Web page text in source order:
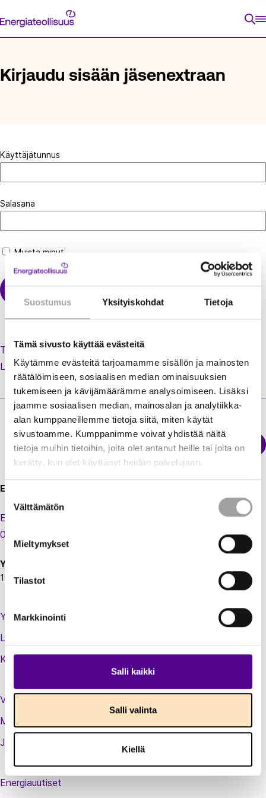
Suostumus Yksityiskohdat Tietoja
Tämä sivusto käyttää evästeitä
Käytämme evästeitä tarjoamamme sisällön ja mainosten
räätälöimiseen, sosiaalisen median ominaisuuksien
tukemiseen ja kävijämäärämme analysoimiseen. Lisäksi
jaamme sosiaalisen median, mainosalan ja analytiikka-
alan kumppaneillemme tietoja siitä, miten käytät
sivustoamme. Kumppanimme voivat yhdistää näitä
tietoja muihin tietoihin, joita olet antanut heille tai joita on
kerätty, kun olet käyttänyt heidän palvelujaan.
Suostumuksen
valinta
Välttämätön
Mieltymykset
Tilastot
Markkinointi
Salli kaikki
Salli valinta
Kiellä
suoraan
Energiateollisuus
ETUSIVU
Kirjaudu sisään jäsenextraan
Käyttäjätunnus
Salasana
Muista minut
Tilaa uusi salasana unohtuneen tilalle
Luo käyttäjätili jäsenextraan
Energiateollisuus
Sähkökatkokartta
Energiateollisuus ry
Eteläranta 10,
00130 Helsinki
Y-tunnus:
1924697-5
Yhteystiedot
Laskutustiedot
Kirjaudu sisään jäsenextraan
Vastuullisuusteot
Medialle
Jäsenluettelo
Energiauutiset